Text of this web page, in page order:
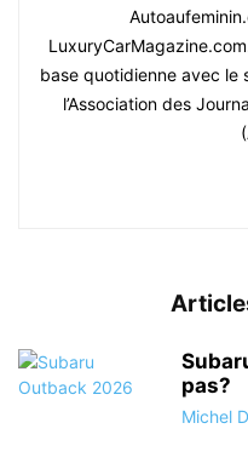
base quotidienne avec le
l’Association des
pas?
Michel